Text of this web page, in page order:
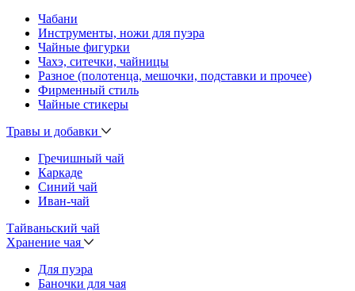
Чабани
Инструменты, ножи для пуэра
Чайные фигурки
Чахэ, ситечки, чайницы
Разное (полотенца, мешочки, подставки и прочее)
Фирменный стиль
Чайные стикеры
Травы и добавки
Гречишный чай
Каркаде
Синий чай
Иван-чай
Тайваньский чай
Хранение чая
Для пуэра
Баночки для чая